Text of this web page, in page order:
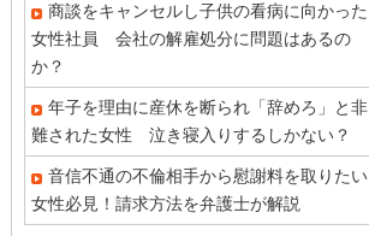
商談をキャンセルし子供の看病に向かった
女性社員 会社の解雇処分に問題はあるの
か？
年子を理由に産休を断られ「辞めろ」と非
難された女性 泣き寝入りするしかない？
音信不通の不倫相手から慰謝料を取りたい
女性必見！請求方法を弁護士が解説